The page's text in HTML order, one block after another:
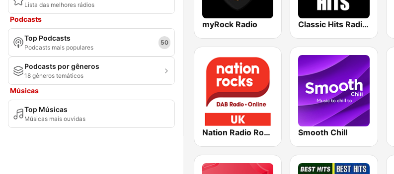
Lista das melhores rádios
Podcasts
Top Podcasts
Podcasts mais populares
50
Podcasts por gêneros
18 gêneros temáticos
Músicas
Top Músicas
Músicas mais ouvidas
myRock Radio Classic Hits Radio UK
Nation Radio Rocks Smooth Chill